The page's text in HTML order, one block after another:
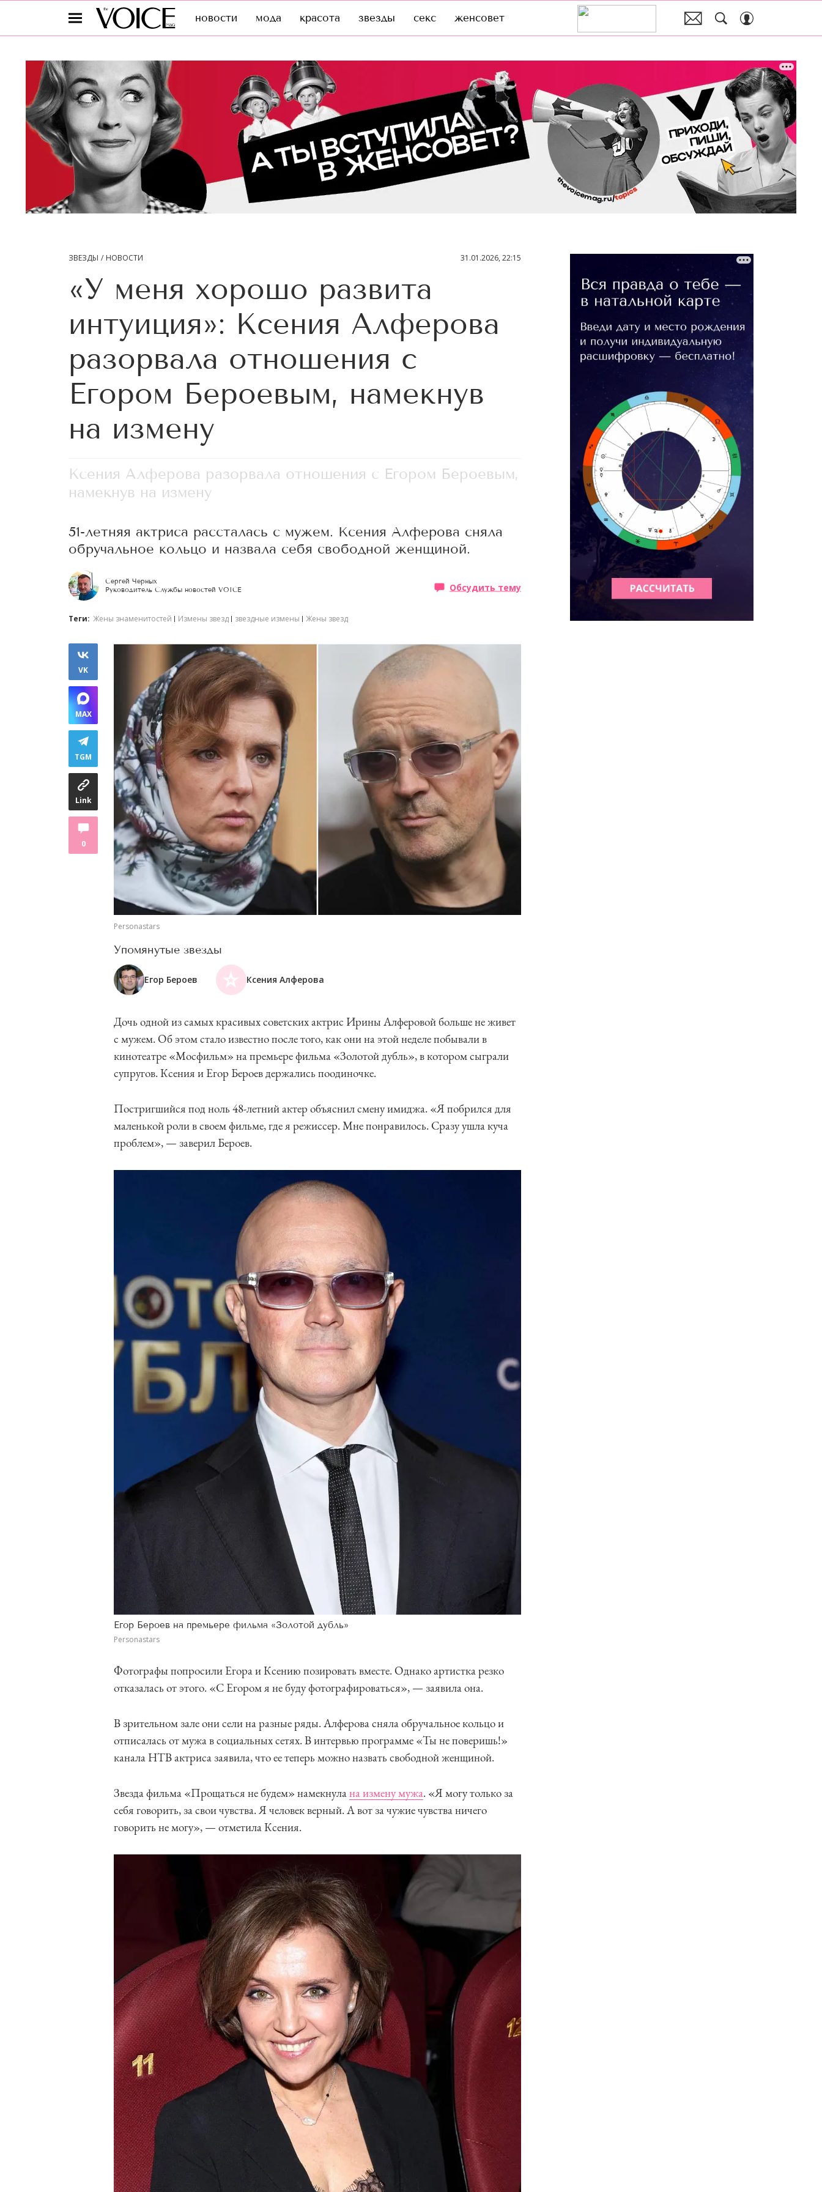
новости мода красота звезды секс женсовет
ЗВЕЗДЫ НОВОСТИ 31.01.2026, 22:15
«У меня хорошо развита
интуиция»: Ксения Алферова
разорвала отношения с
Егором Бероевым, намекнув
на измену
Ксения Алферова разорвала отношения с Егором Бероевым,
намекнув на измену
51-летняя актриса рассталась с мужем. Ксения Алферова сняла
обручальное кольцо и назвала себя свободной женщиной.
Сергей Черных
Руководитель Службы новостей VOICE
Обсудить тему
Теги: Жены знаменитостей Измены звезд звездные измены Жены звезд
VK
MAX
TGM
Link
0
Personastars
Упомянутые звезды
Егор Бероев Ксения Алферова
Дочь одной из самых красивых советских актрис Ирины Алферовой больше не живет
с мужем. Об этом стало известно после того, как они на этой неделе побывали в
кинотеатре «Мосфильм» на премьере фильма «Золотой дубль», в котором сыграли
супругов. Ксения и Егор Бероев держались поодиночке.
Постригшийся под ноль 48-летний актер объяснил смену имиджа. «Я побрился для
маленькой роли в своем фильме, где я режиссер. Мне понравилось. Сразу ушла куча
проблем», — заверил Бероев.
Егор Бероев на премьере фильма «Золотой дубль»
Personastars
Фотографы попросили Егора и Ксению позировать вместе. Однако артистка резко
отказалась от этого. «С Егором я не буду фотографироваться», — заявила она.
В зрительном зале они сели на разные ряды. Алферова сняла обручальное кольцо и
отписалась от мужа в социальных сетях. В интервью программе «Ты не поверишь!»
канала НТВ актриса заявила, что ее теперь можно назвать свободной женщиной.
Звезда фильма «Прощаться не будем» намекнулана измену мужа. «Я могу только за
себя говорить, за свои чувства. Я человек верный. А вот за чужие чувства ничего
говорить не могу», — отметила Ксения.